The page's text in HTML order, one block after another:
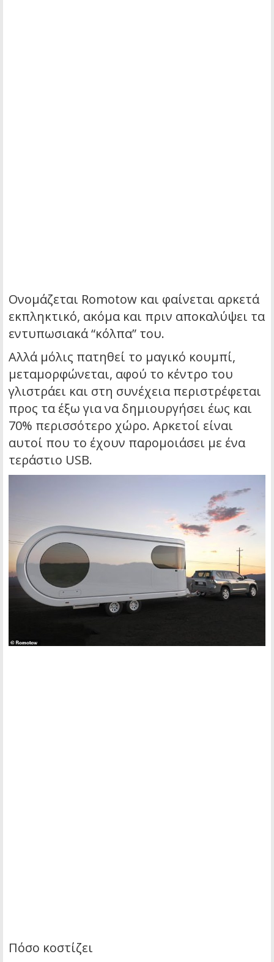
Ονομάζεται Romotow και φαίνεται αρκετά
εκπληκτικό, ακόμα και πριν αποκαλύψει τα
εντυπωσιακά “κόλπα” του.
Αλλά μόλις πατηθεί το μαγικό κουμπί,
μεταμορφώνεται, αφού το κέντρο του
γλιστράει και στη συνέχεια περιστρέφεται
προς τα έξω για να δημιουργήσει έως και
70% περισσότερο χώρο. Αρκετοί είναι
αυτοί που το έχουν παρομοιάσει με ένα
τεράστιο USB.
Πόσο κοστίζει